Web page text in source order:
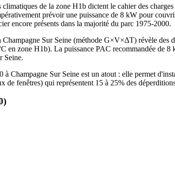
de la zone H1b dictent le cahier des
prévoir une puissance de 8 kW pour
encore présents dans la majorité du parc 1975-2000.
Sur Seine (méthode G×V×ΔT) révèle
en zone H1b). La puissance PAC recommandée de
Seine.
Champagne Sur Seine est un atout : elle permet
de fenêtres) qui représentent 15 à 25% des
)